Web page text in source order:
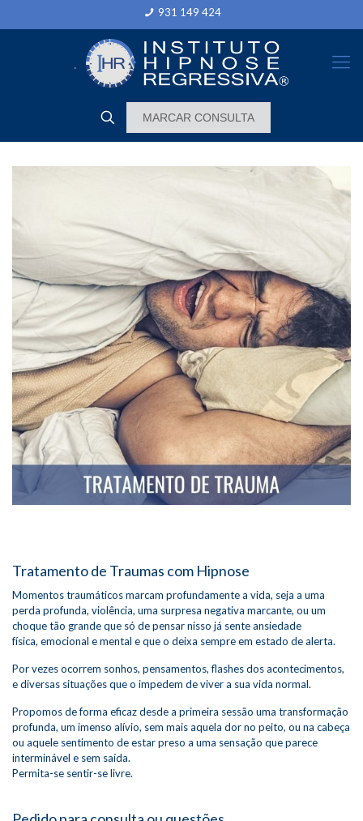
931 149 424
MARCAR CONSULTA
Tratamento de Traumas com Hipnose
Momentos traumáticos marcam profundamente a vida, seja a uma
perda profunda, violência, uma surpresa negativa marcante, ou um
choque tão grande que só de pensar nisso já sente ansiedade
física, emocional e mental e que o deixa sempre em estado de alerta.
Por vezes ocorrem sonhos, pensamentos, flashes dos acontecimentos,
e diversas situações que o impedem de viver a sua vida normal.
Propomos de forma eficaz desde a primeira sessão uma transformação
profunda, um imenso alívio, sem mais aquela dor no peito, ou na cabeça
ou aquele sentimento de estar preso a uma sensação que parece
interminável e sem saída.
Permita-se sentir-se livre.